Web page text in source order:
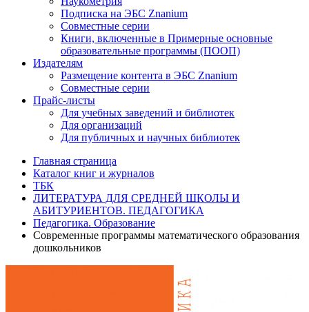
Подписка на ЭБС Znanium
Совместные серии
Книги, включенные в Примерные основные
образовательные программы (ПООП)
Издателям
Размещение контента в ЭБС Znanium
Совместные серии
Прайс-листы
Для учебных заведений и библиотек
Для организаций
Для публичных и научных библиотек
Главная страница
Каталог книг и журналов
ТБК
ЛИТЕРАТУРА ДЛЯ СРЕДНЕЙ ШКОЛЫ И
АБИТУРИЕНТОВ. ПЕДАГОГИКА
Педагогика. Образование
Современные программы математического образования
дошкольников